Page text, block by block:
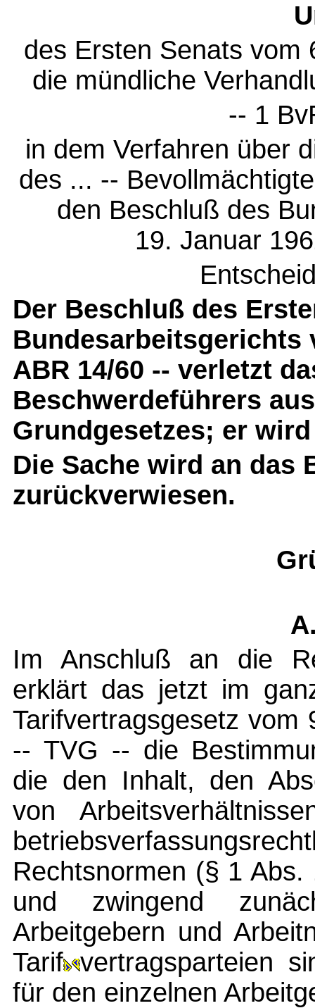
des Ersten Senats vom
die mündliche
-- 1
in dem Verfahren über
des ... --
den Beschluß des
19. Januar
Der Beschluß des
Bundesarbeitsgerichts
ABR 14/60 -- verletzt
Beschwerdeführers
Grundgesetzes; er
Die Sache wird an das
zurückverwiesen.
Im Anschluß an die
erklärt das jetzt im
Tarifvertragsgesetz
-- TVG -- die
die den Inhalt, den
von
Rechtsnormen (§ 1
und zwingend
Arbeitgebern und
Tarif vertragsparteien
für den einzelnen